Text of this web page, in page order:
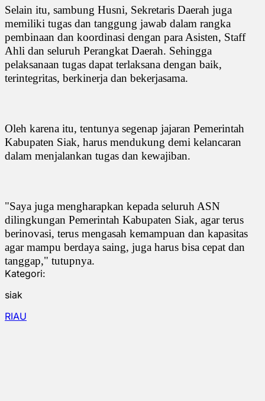
Selain itu, sambung Husni, Sekretaris Daerah juga
memiliki tugas dan tanggung jawab dalam rangka
pembinaan dan koordinasi dengan para Asisten, Staff
Ahli dan seluruh Perangkat Daerah. Sehingga
pelaksanaan tugas dapat terlaksana dengan baik,
terintegritas, berkinerja dan bekerjasama.
Oleh karena itu, tentunya segenap jajaran Pemerintah
Kabupaten Siak, harus mendukung demi kelancaran
dalam menjalankan tugas dan kewajiban.
"Saya juga mengharapkan kepada seluruh ASN
dilingkungan Pemerintah Kabupaten Siak, agar terus
berinovasi, terus mengasah kemampuan dan kapasitas
agar mampu berdaya saing, juga harus bisa cepat dan
tanggap," tutupnya.
Kategori:
siak
RIAU